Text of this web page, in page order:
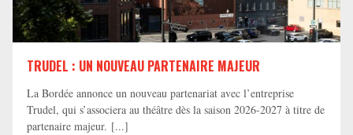
TRUDEL : UN NOUVEAU PARTENAIRE MAJEUR
La Bordée annonce un nouveau partenariat avec l’entreprise
Trudel, qui s’associera au théâtre dès la saison 2026-2027 à titre de
partenaire majeur. [...]